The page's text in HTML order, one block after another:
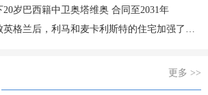
岁巴西籍中卫奥塔维奥 合同至2031年
格兰后，利马和麦卡利斯特的住宅加强了安保
更多 >>